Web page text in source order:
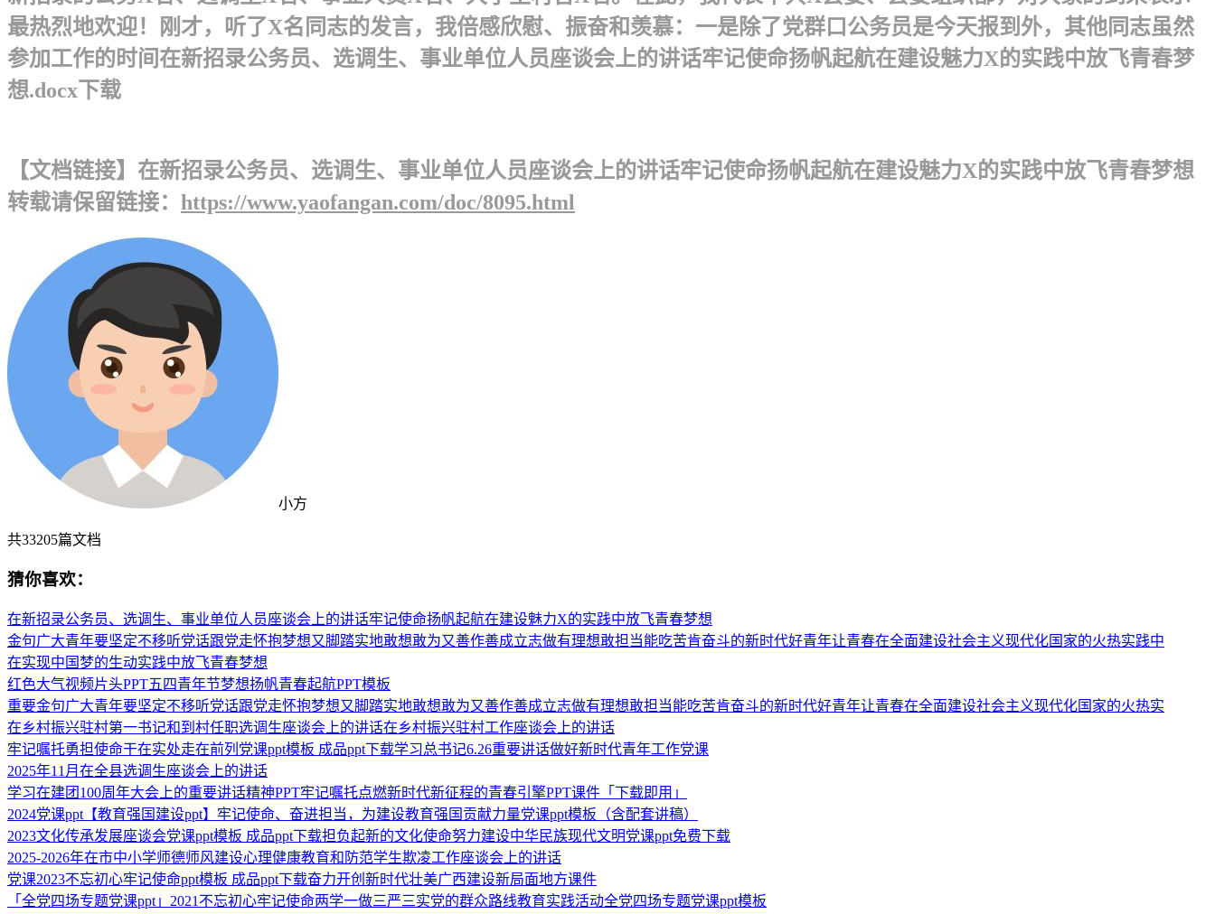
最热烈地欢迎！刚才，听了X名同志的发言，我倍感欣慰、振奋和羡慕：一是除了党群口公务员是今天报到外，其他同志虽然
参加工作的时间在新招录公务员、选调生、事业单位人员座谈会上的讲话牢记使命扬帆起航在建设魅力X的实践中放飞青春梦
想.docx下载
【文档链接】在新招录公务员、选调生、事业单位人员座谈会上的讲话牢记使命扬帆起航在建设魅力X的实践中放飞青春梦想
转载请保留链接： https://www.yaofangan.com/doc/8095.html
小方
共33205篇文档
猜你喜欢：
在新招录公务员、选调生、事业单位人员座谈会上的讲话牢记使命扬帆起航在建设魅力X的实践中放飞青春梦想
金句广大青年要坚定不移听党话跟党走怀抱梦想又脚踏实地敢想敢为又善作善成立志做有理想敢担当能吃苦肯奋斗的新时代好青年让青春在全面建设社会主义现代化国家的火热实践中
在实现中国梦的生动实践中放飞青春梦想
红色大气视频片头PPT五四青年节梦想扬帆青春起航PPT模板
重要金句广大青年要坚定不移听党话跟党走怀抱梦想又脚踏实地敢想敢为又善作善成立志做有理想敢担当能吃苦肯奋斗的新时代好青年让青春在全面建设社会主义现代化国家的火热实
在乡村振兴驻村第一书记和到村任职选调生座谈会上的讲话在乡村振兴驻村工作座谈会上的讲话
牢记嘱托勇担使命干在实处走在前列党课ppt模板 成品ppt下载学习总书记6.26重要讲话做好新时代青年工作党课
2025年11月在全县选调生座谈会上的讲话
学习在建团100周年大会上的重要讲话精神PPT牢记嘱托点燃新时代新征程的青春引擎PPT课件「下载即用」
2024党课ppt【教育强国建设ppt】牢记使命、奋进担当，为建设教育强国贡献力量党课ppt模板（含配套讲稿）
2023文化传承发展座谈会党课ppt模板 成品ppt下载担负起新的文化使命努力建设中华民族现代文明党课ppt免费下载
2025-2026年在市中小学师德师风建设心理健康教育和防范学生欺凌工作座谈会上的讲话
党课2023不忘初心牢记使命ppt模板 成品ppt下载奋力开创新时代壮美广西建设新局面地方课件
「全党四场专题党课ppt」2021不忘初心牢记使命两学一做三严三实党的群众路线教育实践活动全党四场专题党课ppt模板